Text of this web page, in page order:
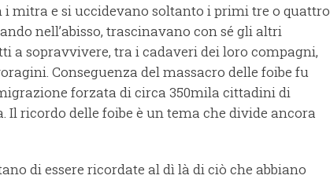
mitra e si uccidevano soltanto i primi tre o quattro
nell’abisso, trascinavano con sé gli altri
a sopravvivere, tra i cadaveri dei loro compagni,
Conseguenza del massacro delle foibe fu
forzata di circa 350mila cittadini di
ricordo delle foibe è un tema che divide ancora
di essere ricordate al dì là di ciò che abbiano